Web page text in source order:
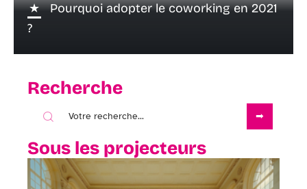
Pourquoi adopter le coworking en 2021
?
Recherche
Sous les projecteurs